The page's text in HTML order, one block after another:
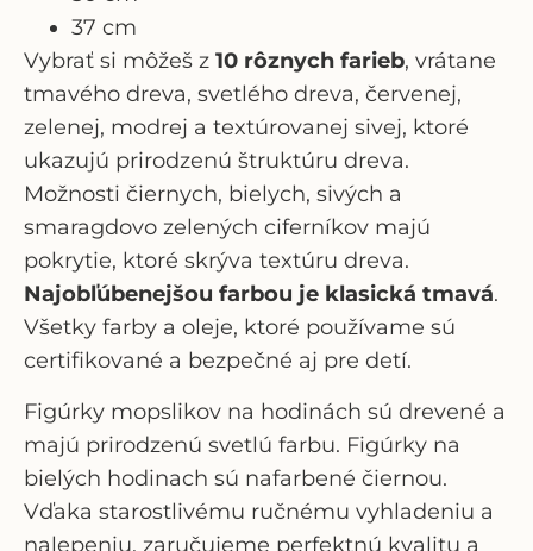
37 cm
Vybrať si môžeš z 10 rôznych farieb, vrátane
tmavého dreva, svetlého dreva, červenej,
zelenej, modrej a textúrovanej sivej, ktoré
ukazujú prirodzenú štruktúru dreva.
Možnosti čiernych, bielych, sivých a
smaragdovo zelených ciferníkov majú
pokrytie, ktoré skrýva textúru dreva.
Najobľúbenejšou farbou je klasická tmavá.
Všetky farby a oleje, ktoré používame sú
certifikované a bezpečné aj pre detí.
Figúrky mopslikov na hodinách sú drevené a
majú prirodzenú svetlú farbu. Figúrky na
bielých hodinach sú nafarbené čiernou.
Vďaka starostlivému ručnému vyhladeniu a
nalepeniu, zaručujeme perfektnú kvalitu a